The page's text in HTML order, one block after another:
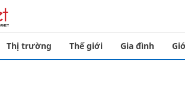
Thị trường Thế giới Gia đình